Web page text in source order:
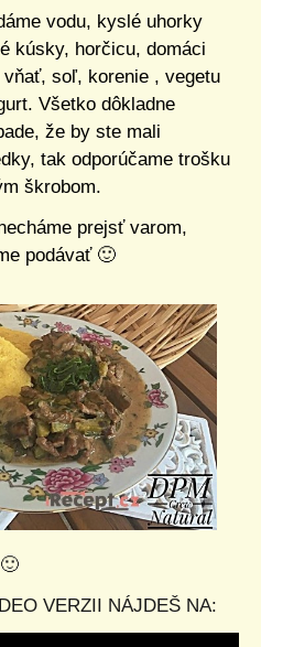
vodu, kyslé uhorky
kúsky, horčicu, domáci
soľ, korenie , vegetu
Všetko dôkladne
že by ste mali
tak odporúčame trošku
škrobom.
prejsť varom,
podávať 🙂
VERZII NÁJDEŠ NA: